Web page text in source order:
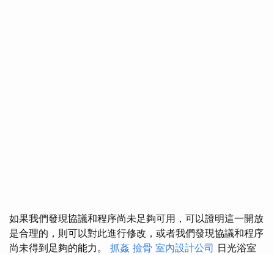
如果我們發現協議和程序尚未足夠可用，可以證明這一開放
是合理的，則可以對此進行修改，或者我們發現協議和程序
尚未得到足夠的能力。 抓姦 撿骨 室內設計公司 日光浴室